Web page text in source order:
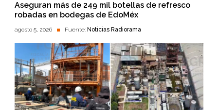
Aseguran más de 249 mil botellas de refresco
robadas en bodegas de EdoMéx
agosto 5, 2026 Fuente: Noticias Radiorama